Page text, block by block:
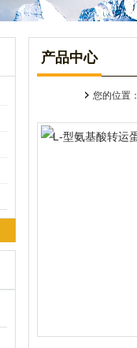
产品中心
您的位置